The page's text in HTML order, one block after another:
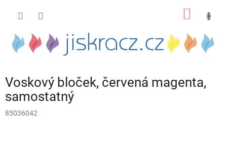
Voskový bloček, červená magenta,
samostatný
85036042